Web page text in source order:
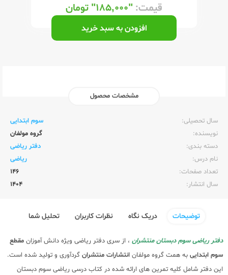
قیمت: "۱۸۵,۰۰۰" تومان
افزودن به سبد خرید
مشخصات محصول
سال تحصیلی:‌
سوم ابتدایی
نویسنده:‌
گروه مولفان
دسته بندی:
دفتر ریاضی
نام درس:
ریاضی
تعداد صفحات:‌
146
سال انتشار:‌
1404
توضیحات دریک نگاه نظرات کاربران تحلیل شما
دفتر ریاضی سوم دبستان منتشران ، از سری دفتر ریاضی ویژه دانش آموزان مقطع
سوم ابتدایی به همت گروه مولفان انتشارات منتشران گردآوری و تولید شده است.
این دفتر شامل کلیه تمرین های ارائه شده در کتاب درسی ریاضی سوم دبستان